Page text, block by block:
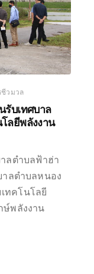
วมวล
รับเทศบาล
ลยีพลังงาน
ลตำบลฟ้าฮ่า
าลตำบลหนอง
ทคโนโลยี
พลังงาน